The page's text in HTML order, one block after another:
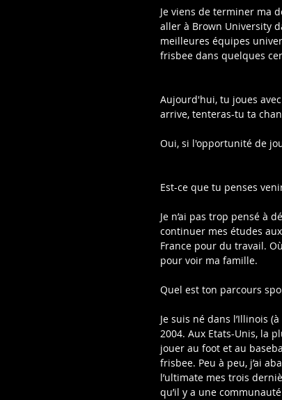
Je viens de terminer ma
aller à Brown University
meilleures équipes
frisbee dans quelques
Aujourd'hui, tu joues
arrive, tenteras-tu ta
Oui, si l'opportunité de
Est-ce que tu penses
Je n’ai pas trop pensé à
continuer mes études
France pour du travail.
pour voir ma famille.
Quel est ton parcours
Je suis né dans l’Illinois
2004. Aux Etats-Unis, la
jouer au foot et au
frisbee. Peu à peu, j’ai
l’ultimate mes trois
qu’il y a une